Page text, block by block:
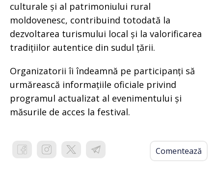
culturale și al patrimoniului rural
moldovenesc, contribuind totodată la
dezvoltarea turismului local și la valorificarea
tradițiilor autentice din sudul țării.
Organizatorii îi îndeamnă pe participanți să
urmărească informațiile oficiale privind
programul actualizat al evenimentului și
măsurile de acces la festival.
Comentează